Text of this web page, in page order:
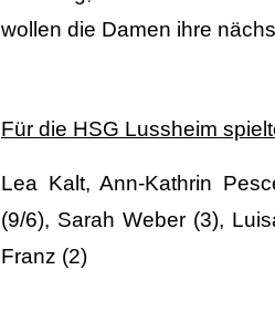
wollen die Damen ihre
Für die HSG Lussheim
Lea Kalt, Ann-Kathrin
(9/6), Sarah Weber (3),
Franz (2)